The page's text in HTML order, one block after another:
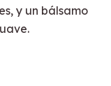
y un bálsamo